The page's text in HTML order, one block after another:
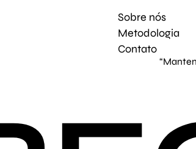
Sobre nós
Metodologia
Contato